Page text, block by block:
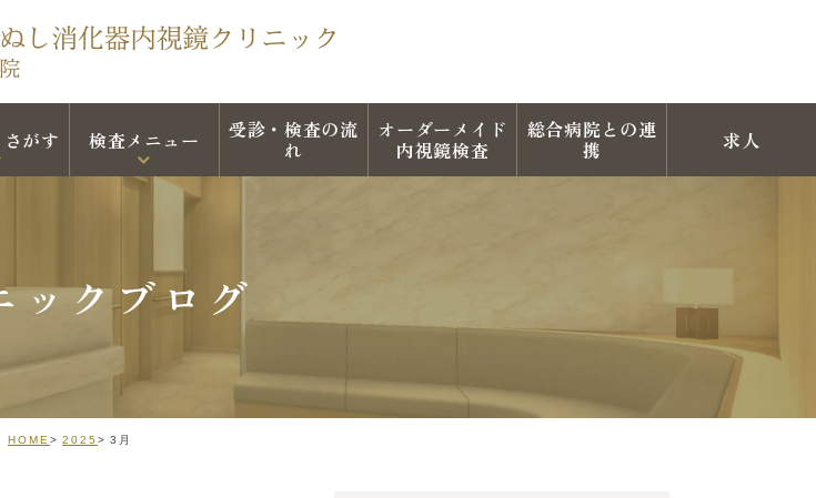
がす 検査メニュー 受診・検査の流
れ
オーダーメイド
内視鏡検査
総合病院との連
携 求人
ックブログ
HOME 2025 3月